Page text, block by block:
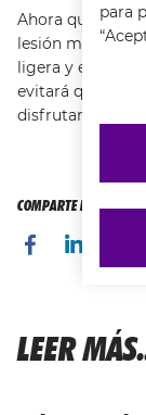
Ahora que ya
lesión muy
ligera y estudia
evitará que tus
disfrutar
COMPARTE ESTA
LEER
para